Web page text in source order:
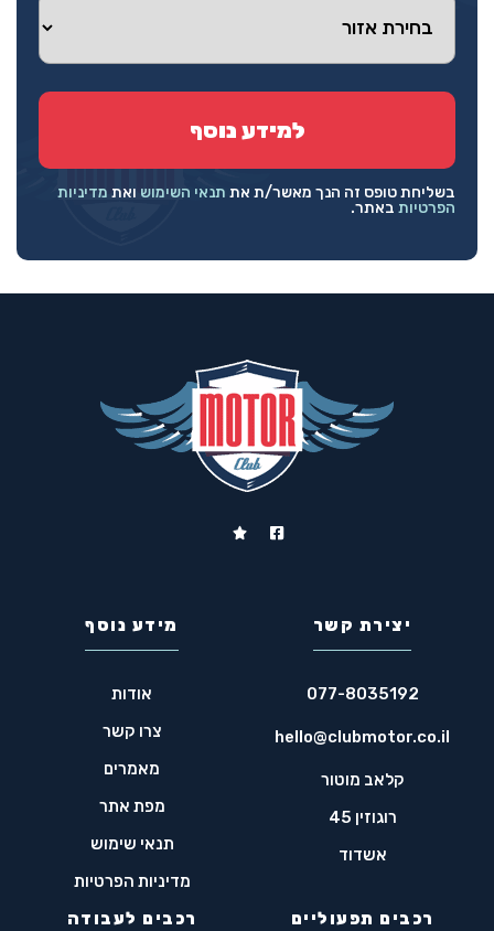
בשליחת טופס זה הנך מאשר/ת את תנאי השימוש ואת מדיניות
הפרטיות באתר.
יצירת קשר
077-8035192
hello@clubmotor.co.il
קלאב מוטור
רוגוזין 45
אשדוד
מידע נוסף
אודות
צרו קשר
מאמרים
מפת אתר
תנאי שימוש
מדיניות הפרטיות
רכבים תפעוליים
רכבים לעבודה